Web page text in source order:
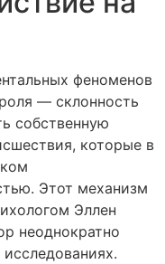
феноменов
— склонность
собственную
которые в
Этот механизм
Эллен
неоднократно